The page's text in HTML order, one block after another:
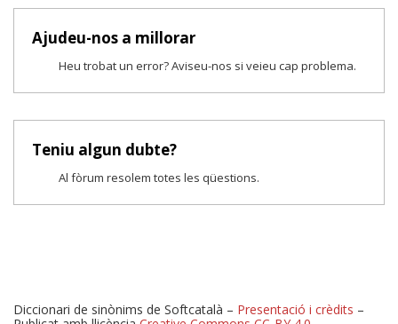
Ajudeu-nos a millorar
Heu trobat un error? Aviseu-nos si veieu cap problema.
Teniu algun dubte?
Al fòrum resolem totes les qüestions.
Diccionari de sinònims de Softcatalà – Presentació i crèdits –